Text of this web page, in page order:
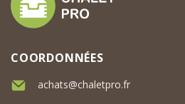
COORDONNÉES
achats@chaletpro.fr